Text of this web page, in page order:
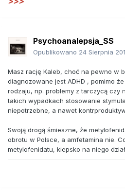
Psychoanalepsja_SS
Opublikowano 24 Sierpnia
Masz rację Kaleb, choć na pewno w
diagnozowane jest ADHD , pomimo
rodzaju, np. problemy z tarczycą czy
takich wypadkach stosowanie
niepotrzebne, a nawet
Swoją drogą śmieszne, że
obrotu w Polsce, a amfetamina nie.
metylofenidatu, kiepsko na niego